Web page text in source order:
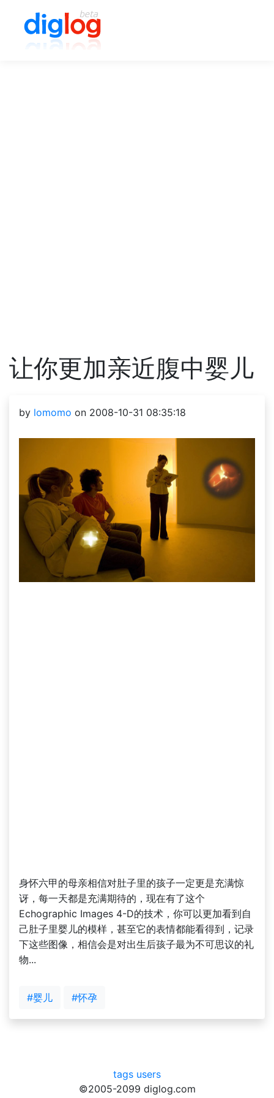
让你更加亲近腹中婴儿
by lomomo on 2008-10-31 08:35:18
身怀六甲的母亲相信对肚子里的孩子一定更是充满惊
讶，每一天都是充满期待的，现在有了这个
Echographic Images 4-D的技术，你可以更加看到自
己肚子里婴儿的模样，甚至它的表情都能看得到，记录
下这些图像，相信会是对出生后孩子最为不可思议的礼
物...
#婴儿 #怀孕
tags users
©2005-2099 diglog.com